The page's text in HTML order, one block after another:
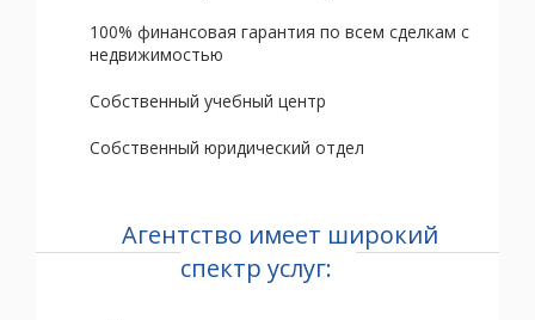
100% финансовая гарантия по всем сделкам с
недвижимостью
Собственный учебный центр
Собственный юридический отдел
Агентство имеет широкий
спектр услуг: